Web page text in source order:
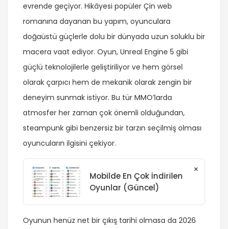
evrende geçiyor. Hikâyesi popüler Çin web
romanına dayanan bu yapım, oyunculara
doğaüstü güçlerle dolu bir dünyada uzun soluklu bir
macera vaat ediyor. Oyun, Unreal Engine 5 gibi
güçlü teknolojilerle geliştiriliyor ve hem görsel
olarak çarpıcı hem de mekanik olarak zengin bir
deneyim sunmak istiyor. Bu tür MMO’larda
atmosfer her zaman çok önemli olduğundan,
steampunk gibi benzersiz bir tarzın seçilmiş olması
oyuncuların ilgisini çekiyor.
Mobilde En Çok İndirilen
Oyunlar (Güncel)
×
Oyunun henüz net bir çıkış tarihi olmasa da 2026